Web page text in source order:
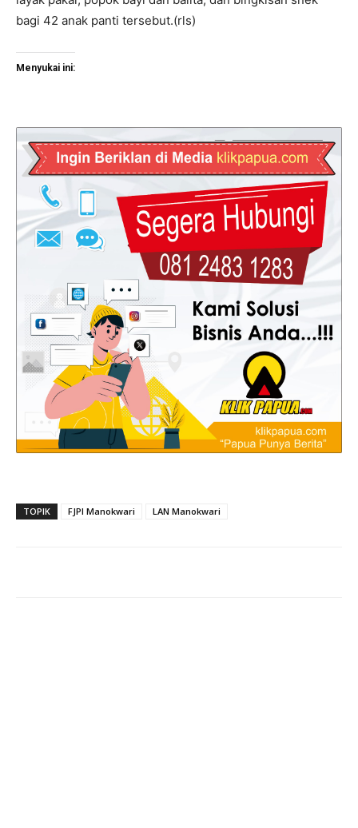
bagi 42 anak panti tersebut.(rls)
Menyukai ini:
TOPIK FJPI Manokwari LAN Manokwari